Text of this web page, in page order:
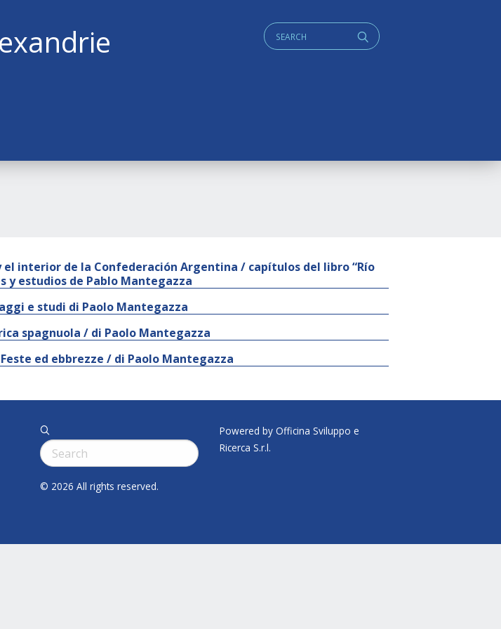
q
Cerca:
el interior de la Confederación Argentina / capítulos del libro “Río
y estudios de Pablo Mantegazza
e studi di Paolo Mantegazza
spagnuola / di Paolo Mantegazza
ed ebbrezze / di Paolo Mantegazza
q
Cerca:
© 2026 All rights reserved.
Powered by Officina Sviluppo e
Ricerca S.r.l.